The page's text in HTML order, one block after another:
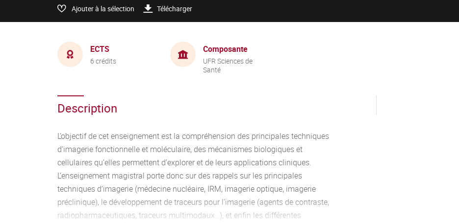
Ajouter à la sélection Télécharger
ECTS
6 crédits
Composante
UFR Sciences de
Santé
Description
L’objectif de cet enseignement est la compréhension des principales techniques
d’imagerie fonctionnelle et moléculaire, des mécanismes biologiques et
cellulaires qu’elles permettent d’explorer et de leurs applications cliniques.
L’enseignement magistral porte donc sur des rappels sur les principales
techniques d’imagerie (médecine nucléaire, IRM, imagerie optique, imagerie
préclinique), le développement de traceurs pour l’imagerie (agents de contraste,
radiopharmaceutiques, traceurs multimodaux…), et enfin les différentes